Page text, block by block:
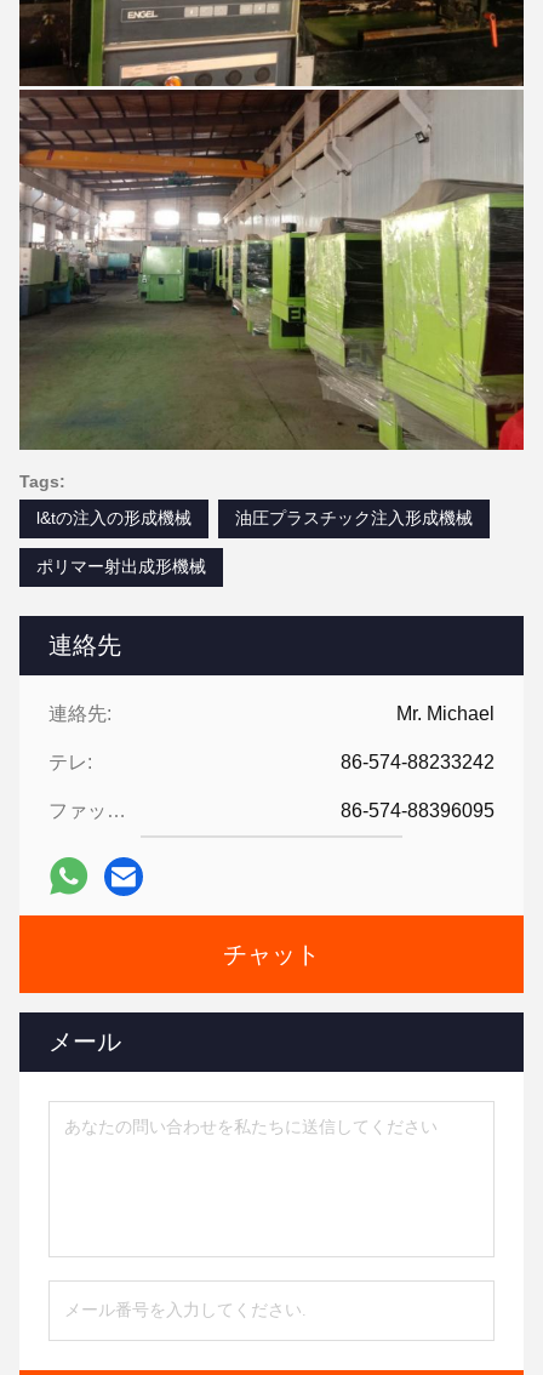
連絡先
連絡先: Mr. Michael
テレ: 86-574-88233242
ファックス: 86-574-88396095
チャット
メール
Tags:
l&tの注入の形成機械
油圧プラスチック注入形成機械
ポリマー射出成形機械